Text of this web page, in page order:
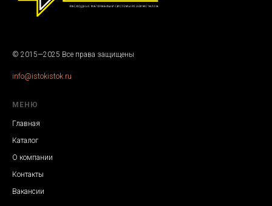
© 2015—2025 Все права защищены
info@istokistok.ru
МЕНЮ
Главная
Каталог
О компании
Контакты
Вакансии